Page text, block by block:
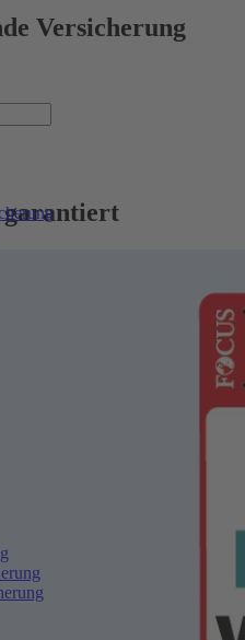
Versicherung
garantiert